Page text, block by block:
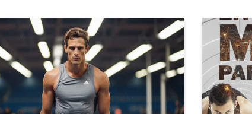
n
g
er
Li
n
k
a
m
dI
n
A
p
p